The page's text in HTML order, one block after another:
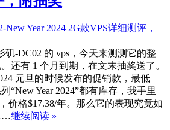
矶-DC02 的 vps，今天来测测它的整
还有 1 个月到期，在文末抽奖送了。
元旦的时候发布的促销款，最低
“New Year 2024”都有库存，我手里
价格$17.38/年。那么它的表现究竟如
继续阅读 »